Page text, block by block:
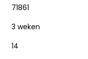
71861
3 weken
14